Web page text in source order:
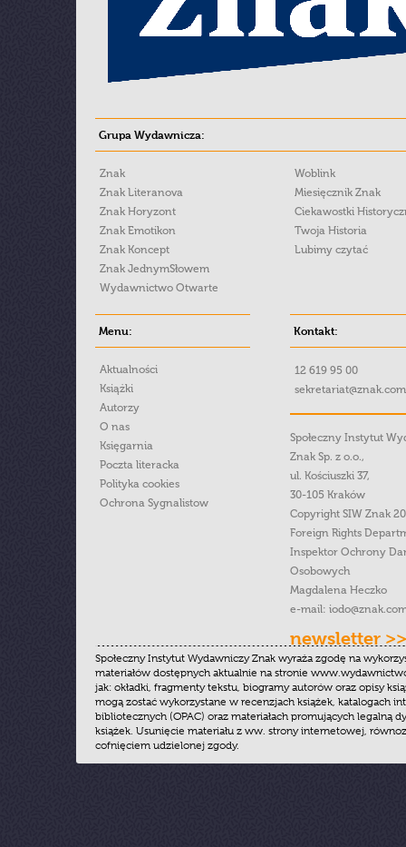
Grupa Wydawnicza:
Znak
Znak Literanova
Znak Horyzont
Znak Emotikon
Znak Koncept
Znak JednymSłowem
Wydawnictwo Otwarte
Woblink
Miesięcznik Znak
Ciekawostki
Twoja Historia
Lubimy czytać
Menu:
Aktualności
Książki
Autorzy
O nas
Księgarnia
Poczta literacka
Polityka cookies
Ochrona Sygnalistow
Kontakt:
12 619 95 00
Społeczny Instytut
Znak Sp. z o.o.,
ul. Kościuszki 37,
30-105 Kraków
Copyright SIW Znak
Foreign Rights
Inspektor Ochrony
Osobowych
Magdalena Heczko
e-mail:
newsletter >>
Społeczny Instytut Wydawniczy Znak wyraża zgodę na
materiałów dostępnych aktualnie na stronie
jak: okładki, fragmenty tekstu, biogramy autorów oraz opisy
mogą zostać wykorzystane w recenzjach książek, katalogach
bibliotecznych (OPAC) oraz materiałach promujących legalną
książek. Usunięcie materiału z ww. strony internetowej,
cofnięciem udzielonej zgody.